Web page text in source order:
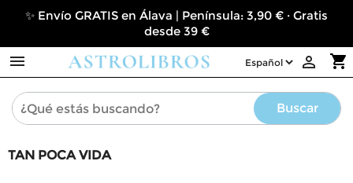
✨ Envío GRATIS en Álava | Península: 3,90 € · Gratis
desde 39 €
 shopping_cart

Buscar
TAN POCA VIDA